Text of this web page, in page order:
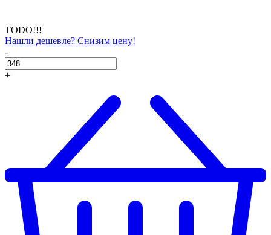
TODO!!!
Нашли дешевле? Снизим цену!
-
+